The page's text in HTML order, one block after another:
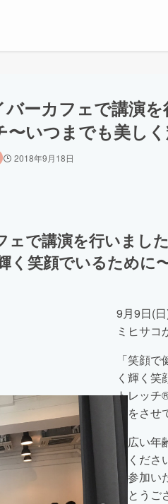
ーカフェで講演
いつまでも美し
2018年9月18日
ェで講演を行いまし
笑顔でいるために〜
9月9日(
ミヒサコ
「笑顔
く輝く笑
トレッチ
話をさせ
幅広い
てくださ
ご参加い
がとうご